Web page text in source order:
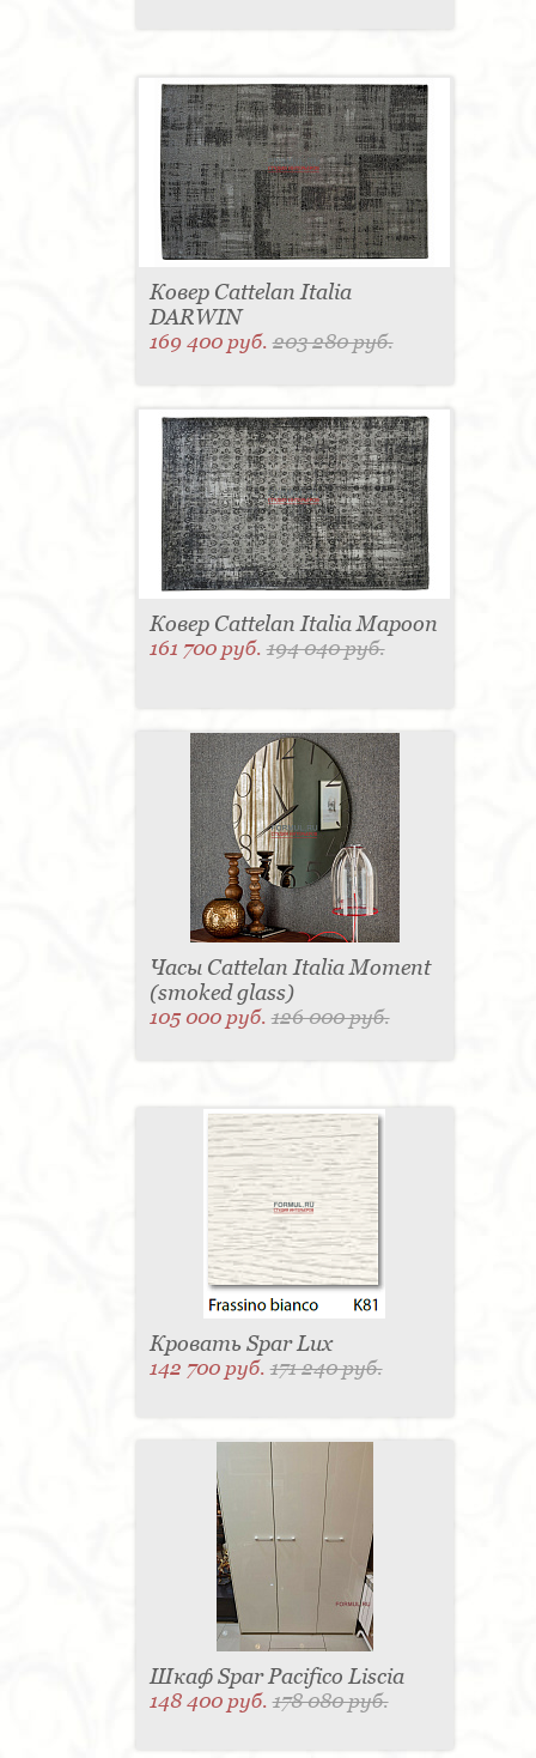
Ковер Cattelan Italia
DARWIN
169 400 руб.203 280 руб.
Ковер Cattelan Italia Mapoon
161 700 руб.194 040 руб.
Часы Cattelan Italia Moment
(smoked glass)
105 000 руб.126 000 руб.
Кровать Spar Lux
142 700 руб.171 240 руб.
Шкаф Spar Pacifico Liscia
148 400 руб.178 080 руб.